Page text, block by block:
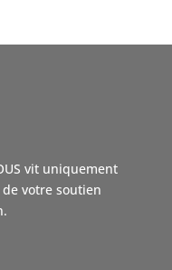
vit uniquement
votre soutien